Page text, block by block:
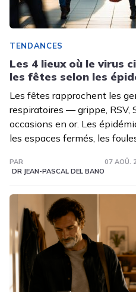
TENDANCES
Les 4 lieux où le virus
les fêtes selon les
Les fêtes rapprochent les
respiratoires — grippe, RSV,
occasions en or. Les
les espaces fermés, les
PAR
DR JEAN-PASCAL DEL BANO
07 AOÛ.